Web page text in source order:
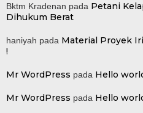
Bktm Kradenan pada Petani
Dihukum Berat
haniyah pada Material Proyek
!
Mr WordPress pada Hello
Mr WordPress pada Hello